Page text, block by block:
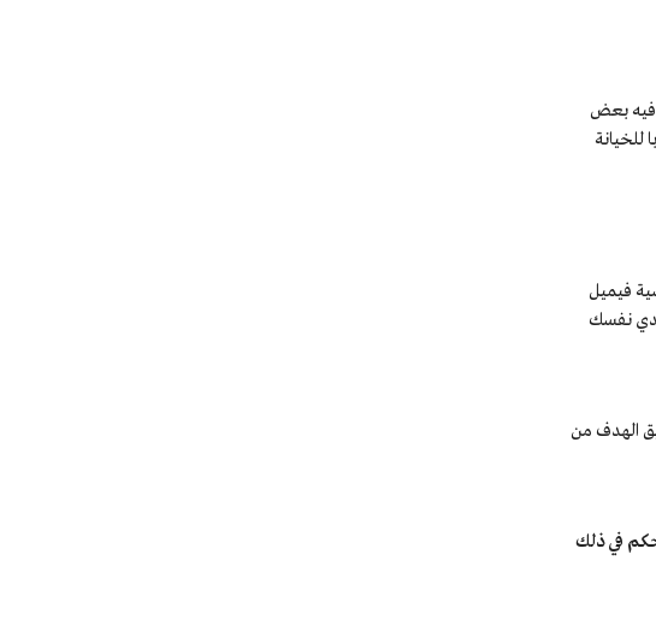
فيه بعض
فيميل
نفسك
الهدف من
في ذلك